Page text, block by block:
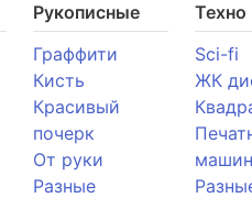
Рукописные
Граффити
Кисть
Красивый
почерк
От руки
Разные
Техно
Sci-fi
ЖК